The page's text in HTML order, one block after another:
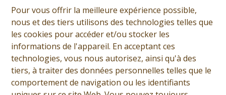
Pour vous offrir la meilleure expérience possible,
nous et des tiers utilisons des technologies telles que
les cookies pour accéder et/ou stocker les
informations de l'appareil. En acceptant ces
technologies, vous nous autorisez, ainsi qu'à des
tiers, à traiter des données personnelles telles que le
comportement de navigation ou les identifiants
€ 110.000
3 1 82 m²